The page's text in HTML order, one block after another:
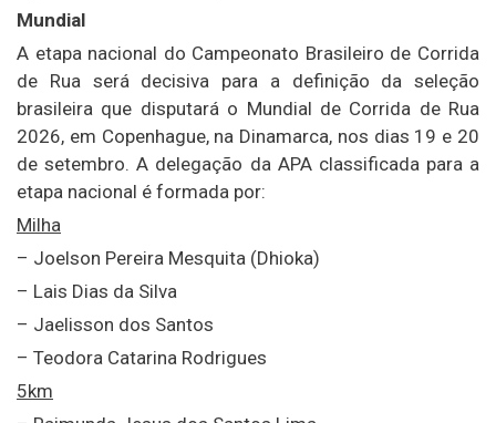
Mundial
A etapa nacional do Campeonato Brasileiro de Corrida
de Rua será decisiva para a definição da seleção
brasileira que disputará o Mundial de Corrida de Rua
2026, em Copenhague, na Dinamarca, nos dias 19 e 20
de setembro. A delegação da APA classificada para a
etapa nacional é formada por:
Milha
– Joelson Pereira Mesquita (Dhioka)
– Lais Dias da Silva
– Jaelisson dos Santos
– Teodora Catarina Rodrigues
5km